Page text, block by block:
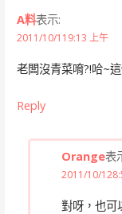
A料表示:
2011/10/119:13 上午
老闆沒青菜唷?!哈~
Reply
Orange表
2011/10/
對呀，也可